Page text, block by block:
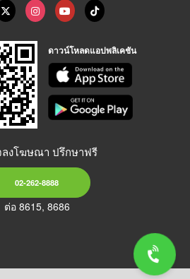
ดาวน์โหลดแอปพลิเคชัน
ลงโฆษณา ปรึกษาฟรี
02-262-8888
ต่อ 8615, 8686